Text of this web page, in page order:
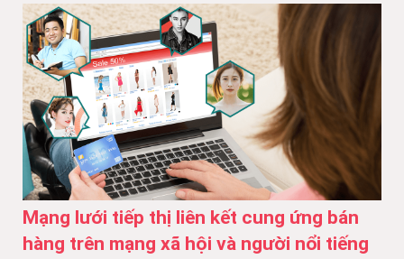
Mạng lưới tiếp thị liên kết cung ứng bán
hàng trên mạng xã hội và người nổi tiếng